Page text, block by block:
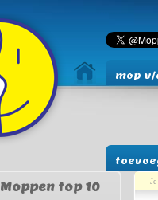
mop
Moppen top 10